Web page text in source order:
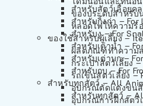
ของประดับสำหรับ
หลอดไฟให้ความร้
ของใช้สำหรับผู้เลี้ยง –
ผลิตภัณฑ์ทำความ
กระเป๋าสัตว์เลี้ยง
รถเข็นสัตว์เลี้ยง –
อุปกรณ์ตัดแต่งขนสั
อุปกรณ์การฝึกสัตว์
สำหรับสัตว์เลื้อยค
สำหรับกิ้งก่า – For
สำหรับงู – For
สำหรับเต่าน้ำ –
สำหรับเต่าบก –
สำหรับกบ – For
สำหรับทุกสัตว์ – All
สำหรับทุกสัตว์ –